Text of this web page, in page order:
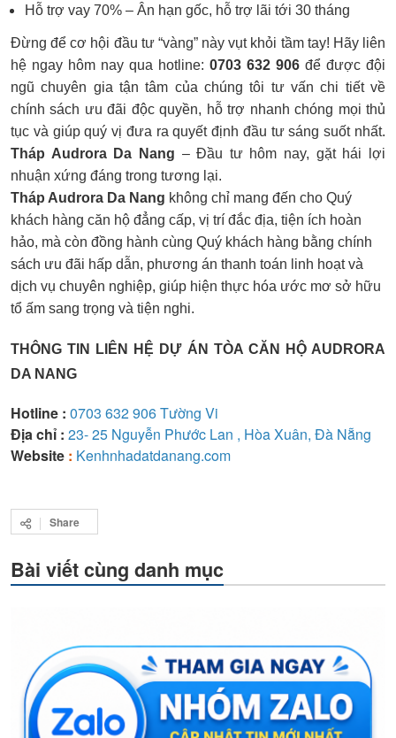
Hỗ trợ vay 70% – Ân hạn gốc, hỗ trợ lãi tới 30 tháng
Đừng để cơ hội đầu tư “vàng” này vụt khỏi tầm tay! Hãy liên
hệ ngay hôm nay qua hotline: 0703 632 906 để được đội
ngũ chuyên gia tận tâm của chúng tôi tư vấn chi tiết về
chính sách ưu đãi độc quyền, hỗ trợ nhanh chóng mọi thủ
tục và giúp quý vị đưa ra quyết định đầu tư sáng suốt nhất.
Tháp Audrora Da Nang – Đầu tư hôm nay, gặt hái lợi
nhuận xứng đáng trong tương lại.
Tháp Audrora Da Nang không chỉ mang đến cho Quý
khách hàng căn hộ đẳng cấp, vị trí đắc địa, tiện ích hoàn
hảo, mà còn đồng hành cùng Quý khách hàng bằng chính
sách ưu đãi hấp dẫn, phương án thanh toán linh hoạt và
dịch vụ chuyên nghiệp, giúp hiện thực hóa ước mơ sở hữu
tổ ấm sang trọng và tiện nghi.
THÔNG TIN LIÊN HỆ DỰ ÁN TÒA CĂN HỘ AUDRORA
DA NANG
Hotline : 0703 632 906 Tường Vi
Địa chỉ : 23- 25 Nguyễn Phước Lan , Hòa Xuân, Đà Nẵng
Website : Kenhnhadatdanang.com
Share
Bài viết cùng danh mục